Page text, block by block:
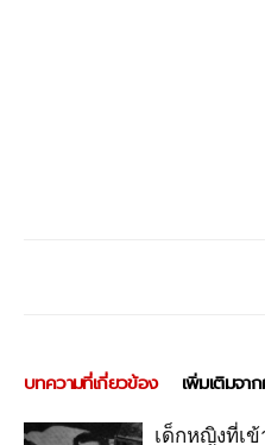
บทความที่เกี่ยวข้อง เพิ่มเติมจา
เด็กหญิงที่เ